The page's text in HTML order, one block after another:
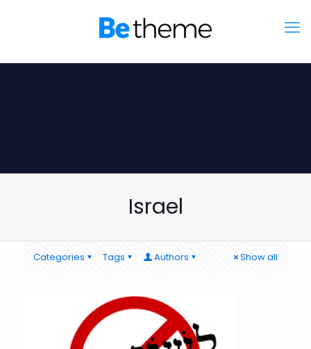
Israel
Categories Tags Authors Show all